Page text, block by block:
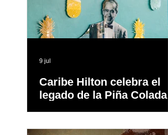
Caribe Hilton celebra el
legado de la Piña Colada,
9 jul